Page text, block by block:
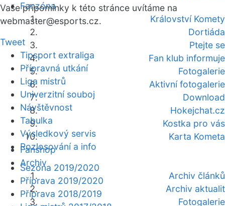
Fanzóna
Království Komety
Dortiáda
Ptejte se
Fan klub informuje
Fotogalerie
Aktivní fotogalerie
Download
Hokejchat.cz
Kostka pro vás
Karta Kometa
Fanshop
Archiv
Archiv článků
Archiv aktualit
Fotogalerie
Vaše připomínky k této stránce uvítáme na
webmaster@esports.cz.
Tweet
Tipsport extraliga
Přípravná utkání
Liga mistrů
Univerzitní souboj
Návštěvnost
Tabulka
Výsledkový servis
Rozlosování a info
Sezóna 2019/2020
Příprava 2019/2020
Příprava 2018/2019